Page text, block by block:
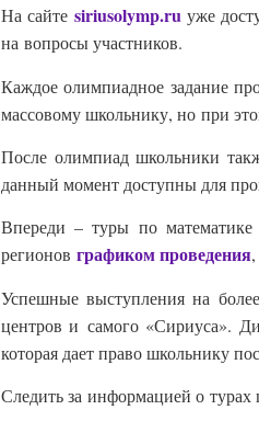
На сайте siriusolymp.ru уже
на вопросы участников.
Каждое олимпиадное задание
массовому школьнику, но при
После олимпиад школьники
данный момент доступны для
Впереди – туры по
регионов графиком проведения
Успешные выступления на
центров и самого «Сириуса».
которая дает право школьнику
Следить за информацией о